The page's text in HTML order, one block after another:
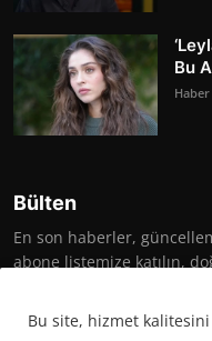
Bu
Bülten
En son haberler,
abone listemize katılın,
Bu site, hizmet